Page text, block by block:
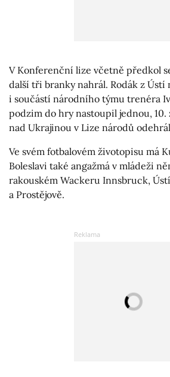
V Konferenční lize včetně předkol
další tři branky nahrál. Rodák z Ústí
i součástí národního týmu trenéra
podzim do hry nastoupil jednou,
nad Ukrajinou v Lize národů
Ve svém fotbalovém životopisu má
Boleslavi také angažmá v mládeži
rakouském Wackeru Innsbruck,
a Prostějově.